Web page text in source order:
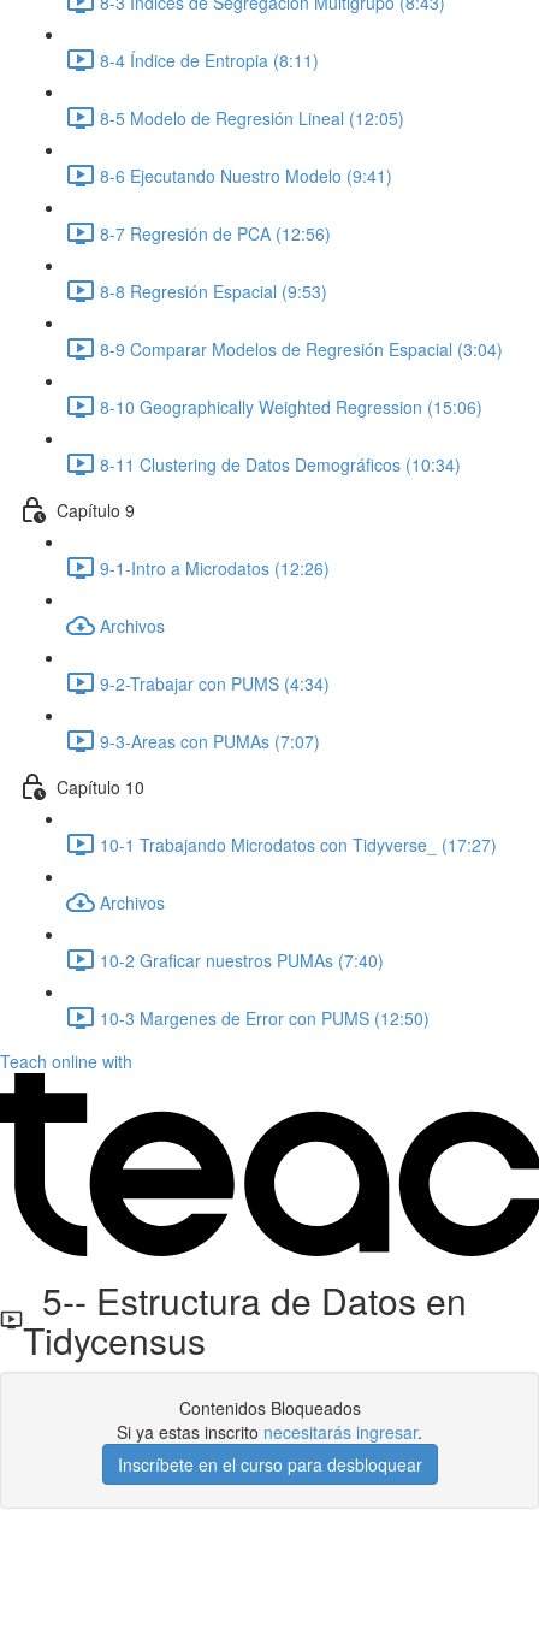
8-4 Índice de Entropia (8:11)
8-5 Modelo de Regresión Lineal (12:05)
8-6 Ejecutando Nuestro Modelo (9:41)
8-7 Regresión de PCA (12:56)
8-8 Regresión Espacial (9:53)
8-9 Comparar Modelos de Regresión Espacial (3:04)
8-10 Geographically Weighted Regression (15:06)
8-11 Clustering de Datos Demográficos (10:34)
Capítulo 9
9-1-Intro a Microdatos (12:26)
Archivos
9-2-Trabajar con PUMS (4:34)
9-3-Areas con PUMAs (7:07)
Capítulo 10
10-1 Trabajando Microdatos con Tidyverse_ (17:27)
Archivos
10-2 Graficar nuestros PUMAs (7:40)
10-3 Margenes de Error con PUMS (12:50)
Teach online with
5-- Estructura de Datos en
Tidycensus
Contenidos Bloqueados
Si ya estas inscrito necesitarás ingresar.
Inscríbete en el curso para desbloquear